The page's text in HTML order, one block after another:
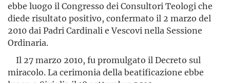
ebbe luogo il Congresso dei Consultori Teologi che
diede risultato positivo, confermato il 2 marzo del
2010 dai Padri Cardinali e Vescovi nella Sessione
Ordinaria.
Il 27 marzo 2010, fu promulgato il Decreto sul
miracolo. La cerimonia della beatificazione ebbe